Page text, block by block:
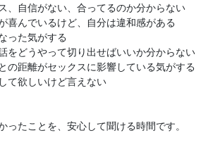
、自信がない、合ってるのか分からない
喜んでいるけど、自分は違和感がある
った気がする
をどうやって切り出せばいいか分からない
の距離がセックスに影響している気がする
て欲しいけど言えない
ったことを、安心して聞ける時間です。